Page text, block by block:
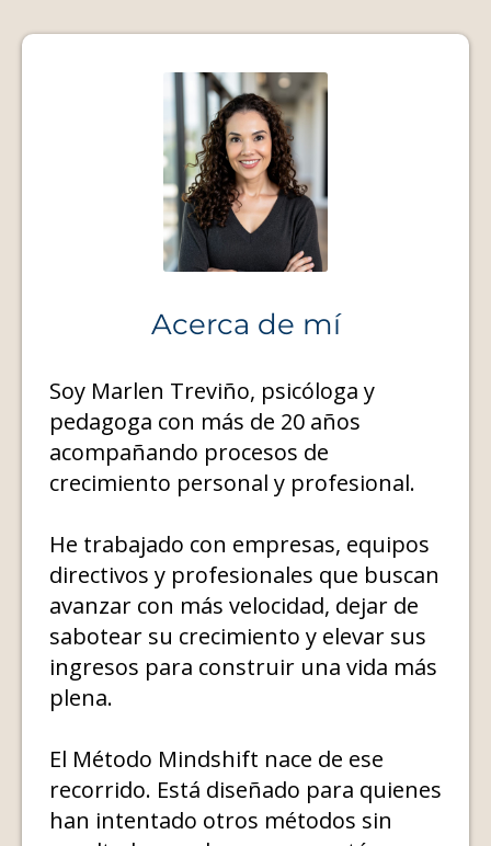
Acerca de mí
Soy Marlen Treviño, psicóloga y
pedagoga con más de 20 años
acompañando procesos de
crecimiento personal y profesional.
He trabajado con empresas, equipos
directivos y profesionales que buscan
avanzar con más velocidad, dejar de
sabotear su crecimiento y elevar sus
ingresos para construir una vida más
plena.
El Método Mindshift nace de ese
recorrido. Está diseñado para quienes
han intentado otros métodos sin